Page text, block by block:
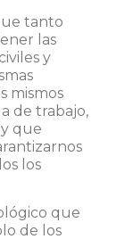
tanto
las
y
mismos
de trabajo,
que
los
que
de los